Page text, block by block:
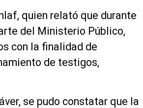
quien relató que durante
del Ministerio Público,
con la finalidad de
de testigos,
se pudo constatar que la